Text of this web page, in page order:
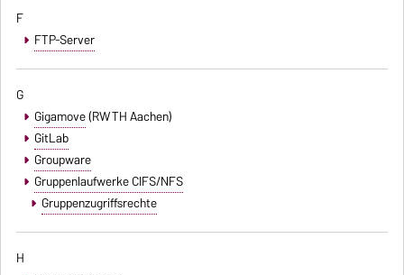
F
FTP-Server
G
Gigamove(RWTH Aachen)
GitLab
Groupware
Gruppenlaufwerke CIFS/NFS
Gruppenzugriffsrechte
H